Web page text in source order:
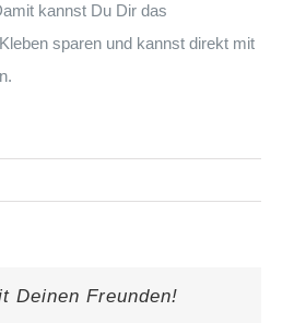
kannst Du Dir das
sparen und kannst direkt mit
Deinen Freunden!